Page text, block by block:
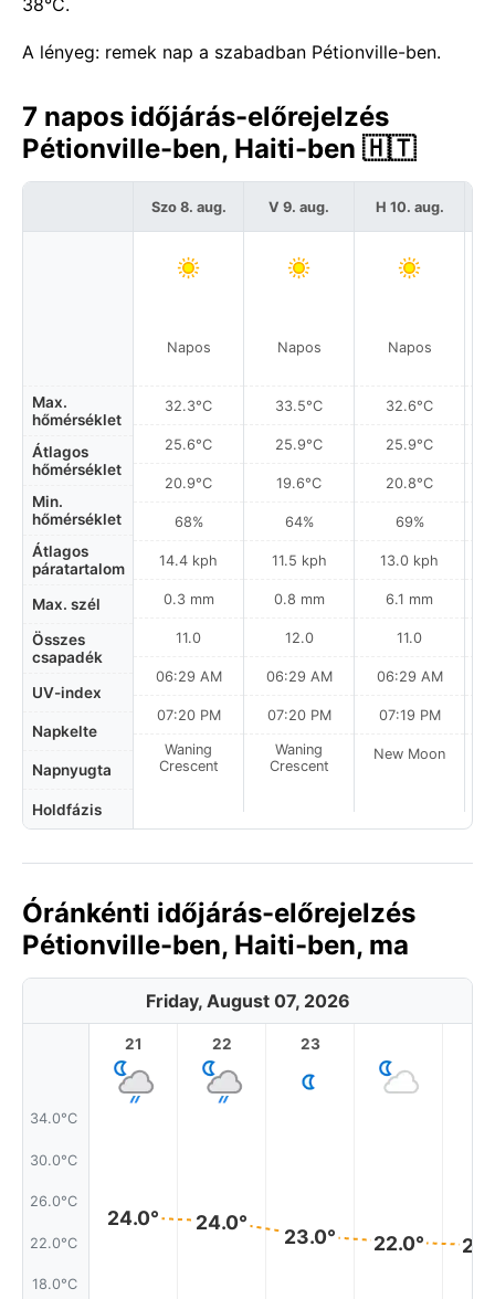
38°C.
A lényeg: remek nap a szabadban Pétionville-ben.
7 napos időjárás-előrejelzés
Pétionville-ben, Haiti-ben 🇭🇹
Max.
hőmérséklet
Átlagos
hőmérséklet
Min.
hőmérséklet
Átlagos
páratartalom
Max. szél
Összes
csapadék
UV-index
Napkelte
Napnyugta
Holdfázis
Szo 8. aug.
Napos
32.3°C
25.6°C
20.9°C
68%
14.4 kph
0.3 mm
11.0
06:29 AM
07:20 PM
Waning
Crescent
V 9. aug.
Napos
33.5°C
25.9°C
19.6°C
64%
11.5 kph
0.8 mm
12.0
06:29 AM
07:20 PM
Waning
Crescent
H 10. aug.
Napos
32.6°C
25.9°C
20.8°C
69%
13.0 kph
6.1 mm
11.0
06:29 AM
07:19 PM
New Moon
Óránkénti időjárás-előrejelzés
Pétionville-ben, Haiti-ben, ma
Friday, August 07, 2026
34.0°C
30.0°C
26.0°C
22.0°C
18.0°C
21
24.0°
22
24.0°
23
23.0° 22.0°